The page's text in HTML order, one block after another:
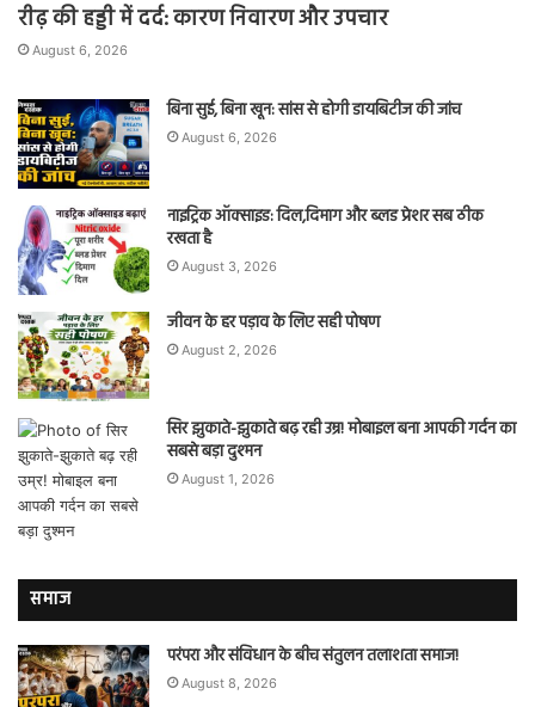
रीढ़ की हड्डी में दर्द: कारण निवारण और उपचार
August 6, 2026
बिना सुई, बिना खून: सांस से होगी डायबिटीज की जांच
August 6, 2026
नाइट्रिक ऑक्साइड: दिल,दिमाग और ब्लड प्रेशर सब ठीक
रखता है
August 3, 2026
जीवन के हर पड़ाव के लिए सही पोषण
August 2, 2026
सिर झुकाते-झुकाते बढ़ रही उम्र! मोबाइल बना आपकी गर्दन का
सबसे बड़ा दुश्मन
August 1, 2026
समाज
परंपरा और संविधान के बीच संतुलन तलाशता समाज!
August 8, 2026